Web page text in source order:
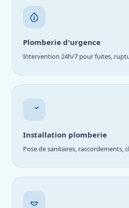
Plomberie d'urgence
Intervention 24h/7 pour fuites,
Installation plomberie
Pose de sanitaires, raccordements,